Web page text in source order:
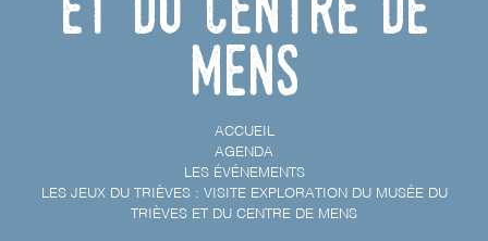
Mens
ACCUEIL
AGENDA
LES ÉVÉNEMENTS
LES JEUX DU TRIÈVES : VISITE EXPLORATION DU MUSÉE DU
TRIÈVES ET DU CENTRE DE MENS